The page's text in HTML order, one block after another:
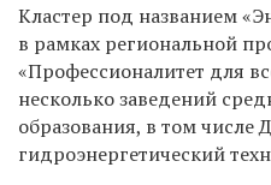
Кластер под названием
в рамках региональной
«Профессионалитет для
несколько заведений
образования, в том числе
гидроэнергетический